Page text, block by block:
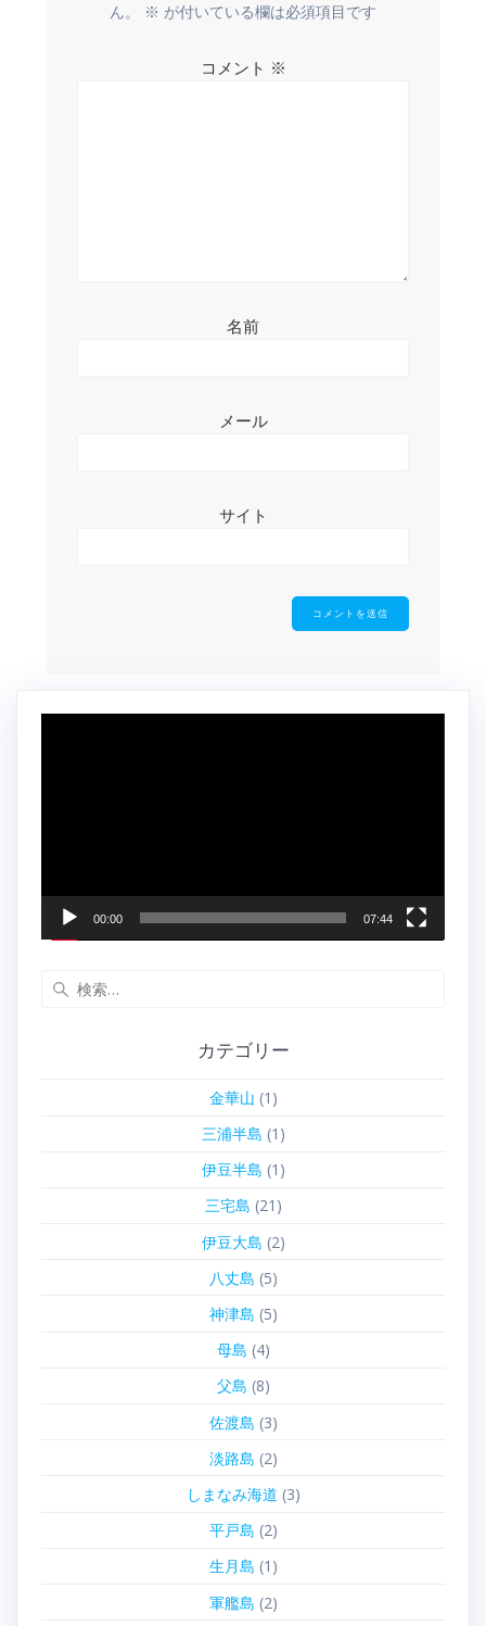
ん。
※ が付いている欄は必須項目です
コメント ※
名前
メール
サイト
00:00 07:44
カテゴリー
金華山 (1)
三浦半島 (1)
伊豆半島 (1)
三宅島 (21)
伊豆大島 (2)
八丈島 (5)
神津島 (5)
母島 (4)
父島 (8)
佐渡島 (3)
淡路島 (2)
しまなみ海道 (3)
平戸島 (2)
生月島 (1)
軍艦島 (2)